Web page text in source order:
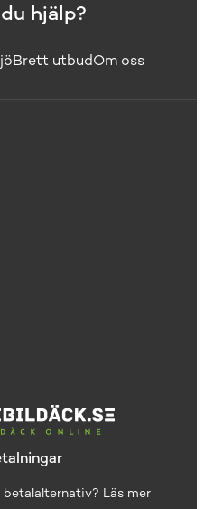
hjälp?
Brett utbudOm oss
betalalternativ? Läs mer